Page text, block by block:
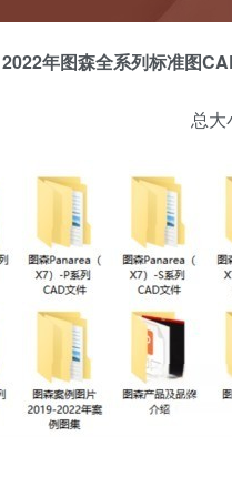
2022年图森全系列标准图
总大